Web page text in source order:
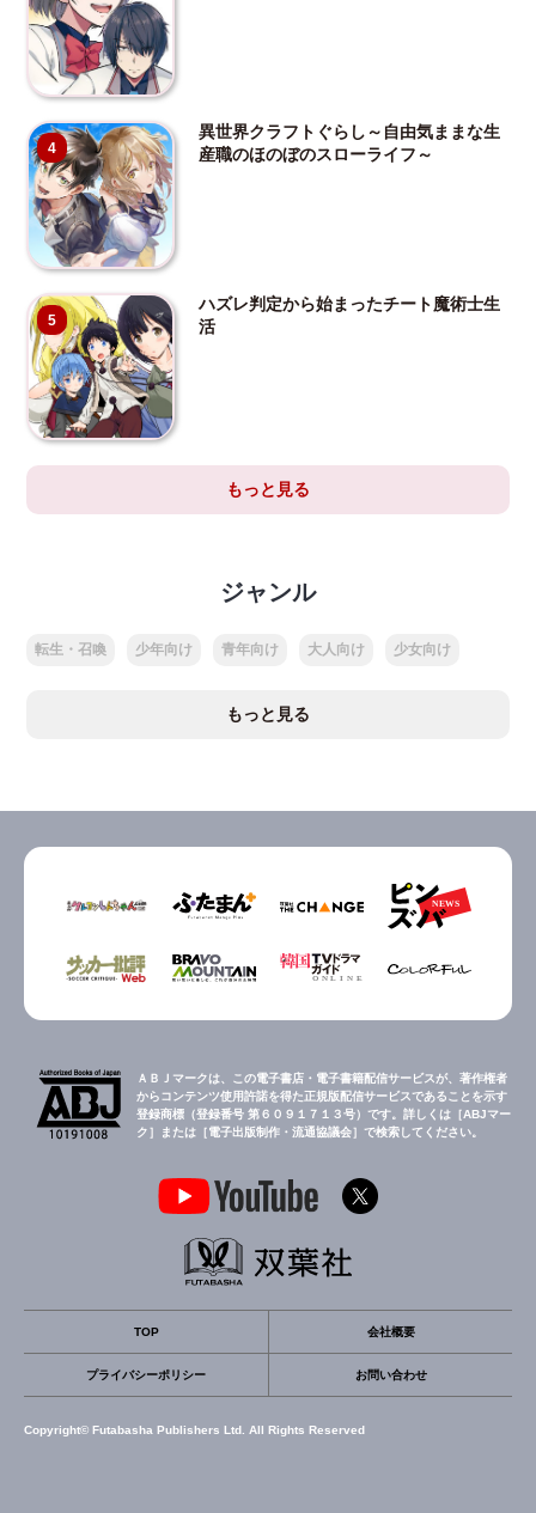
4
異世界クラフトぐらし～自由気ままな生
産職のほのぼのスローライフ～
5
ハズレ判定から始まったチート魔術士生
活
もっと見る
ジャンル
転生・召喚 少年向け 青年向け 大人向け 少女向け
もっと見る
ＡＢＪマークは、この電子書店・電子書籍配信サービスが、著作権者
からコンテンツ使用許諾を得た正規版配信サービスであることを示す
登録商標（登録番号 第６０９１７１３号）です。詳しくは［ABJマー
ク］または［電子出版制作・流通協議会］で検索してください。
TOP 会社概要
プライバシーポリシー お問い合わせ
Copyright© Futabasha Publishers Ltd. All Rights Reserved